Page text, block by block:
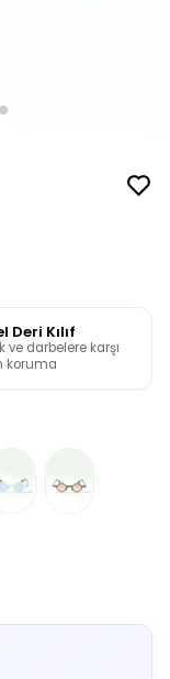
Deri Kılıf
ve darbelere karşı
koruma